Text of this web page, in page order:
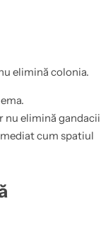
elimină colonia.
nu elimină gandacii
cum spatiul